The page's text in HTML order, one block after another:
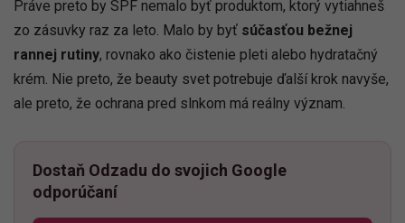
Práve preto by SPF nemalo byť produktom, ktorý vytiahneš
zo zásuvky raz za leto. Malo by byť súčasťou bežnej
rannej rutiny, rovnako ako čistenie pleti alebo hydratačný
krém. Nie preto, že beauty svet potrebuje ďalší krok navyše,
ale preto, že ochrana pred slnkom má reálny význam.
Dostaň Odzadu do svojich Google
odporúčaní